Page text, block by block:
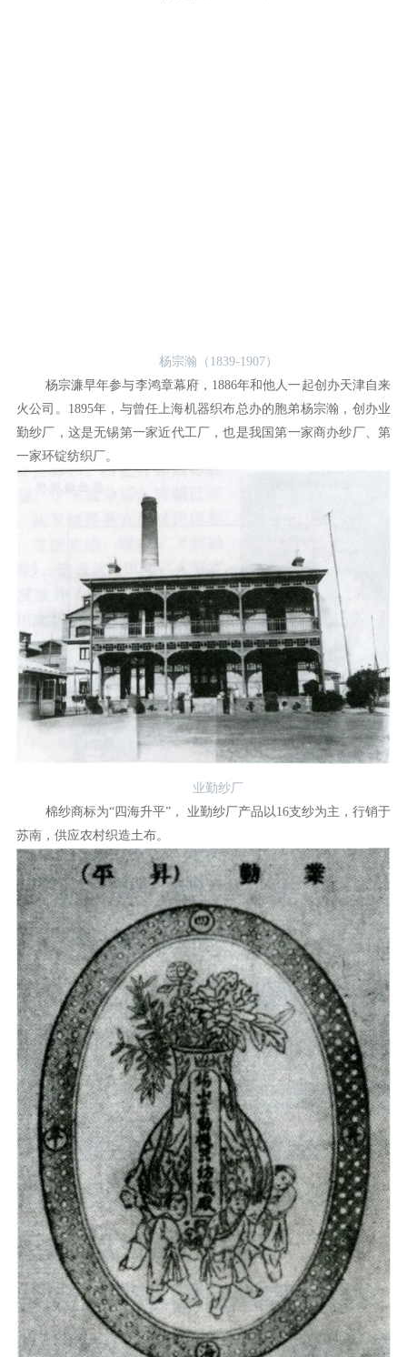
杨宗瀚（1839-1907）
杨宗濂早年参与李鸿章幕府，1886年和他人一起创办天津自来
火公司。1895年，与曾任上海机器织布总办的胞弟杨宗瀚，创办业
勤纱厂，这是无锡第一家近代工厂，也是我国第一家商办纱厂、第
一家环锭纺织厂。
业勤纱厂
棉纱商标为“四海升平”， 业勤纱厂产品以16支纱为主，行销于
苏南，供应农村织造土布。